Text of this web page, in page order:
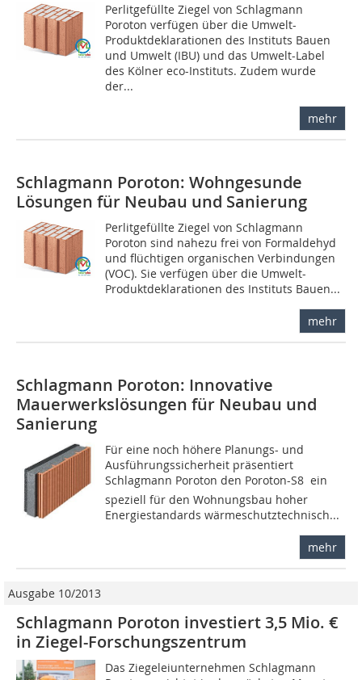
Perlitgefüllte Ziegel von Schlagmann
Poroton verfügen über die Umwelt-
Produktdeklarationen des Instituts Bauen
und Umwelt (IBU) und das Umwelt-Label
des Kölner eco-Instituts. Zudem wurde
der...
mehr
Schlagmann Poroton: Wohngesunde
Lösungen für Neubau und Sanierung
Perlitgefüllte Ziegel von Schlagmann
Poroton sind nahezu frei von Formaldehyd
und flüchtigen organischen Verbindungen
(VOC). Sie verfügen über die Umwelt-
Produktdeklarationen des Instituts Bauen...
mehr
Schlagmann Poroton: Innovative
Mauerwerkslösungen für Neubau und
Sanierung
Für eine noch höhere Planungs- und
Ausführungssicherheit präsentiert
Schlagmann Poroton den Poroton-S8  ein
speziell für den Wohnungsbau hoher
Energiestandards wärmeschutztechnisch...
mehr
Ausgabe 10/2013
Schlagmann Poroton investiert 3,5 Mio. €
in Ziegel-Forschungszentrum
Das Ziegeleiunternehmen Schlagmann